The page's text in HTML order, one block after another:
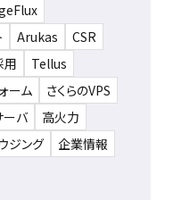
Arukas
CSR
用
Tellus
ーム
さくらのVPS
ーバ
高火力
ジング 企業情報